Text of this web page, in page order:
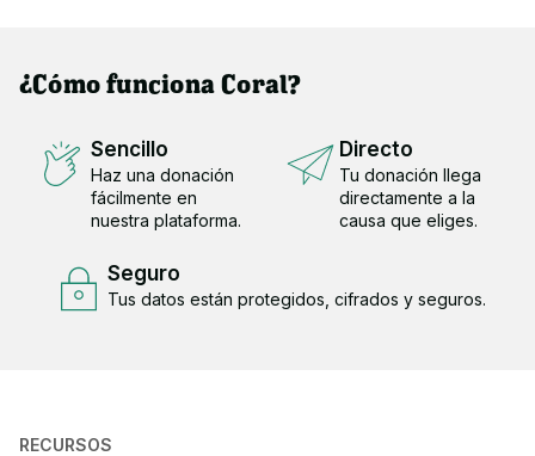
¿Cómo funciona Coral?
Sencillo
Haz una donación
fácilmente en
nuestra plataforma.
Directo
Tu donación llega
directamente a la
causa que eliges.
Seguro
Tus datos están protegidos, cifrados y seguros.
RECURSOS